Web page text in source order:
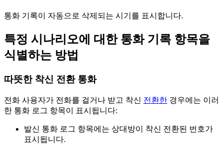
통화 기록이 자동으로 삭제되는 시기를 표시합니다.
특정 시나리오에 대한 통화 기록 항목을
식별하는 방법
따뜻한 착신 전환 통화
전화 사용자가 전화를 걸거나 받고 착신 전환한 경우에는 이러
한 통화 로그 항목이 표시됩니다:
발신 통화 로그 항목에는 상대방이 착신 전환된 번호가
표시됩니다.